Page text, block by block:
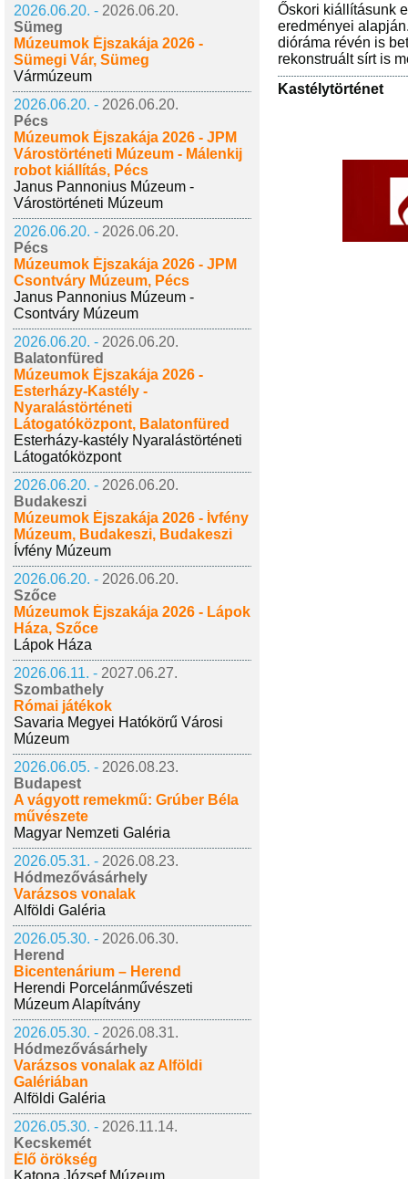
2026.06.20. - 2026.06.20.
Sümeg
Múzeumok Éjszakája 2026 -
Sümegi Vár, Sümeg
Vármúzeum
2026.06.20. - 2026.06.20.
Pécs
Múzeumok Éjszakája 2026 - JPM
Várostörténeti Múzeum - Málenkij
robot kiállítás, Pécs
Janus Pannonius Múzeum -
Várostörténeti Múzeum
2026.06.20. - 2026.06.20.
Pécs
Múzeumok Éjszakája 2026 - JPM
Csontváry Múzeum, Pécs
Janus Pannonius Múzeum -
Csontváry Múzeum
2026.06.20. - 2026.06.20.
Balatonfüred
Múzeumok Éjszakája 2026 -
Esterházy-Kastély -
Nyaralástörténeti
Látogatóközpont, Balatonfüred
Esterházy-kastély Nyaralástörténeti
Látogatóközpont
2026.06.20. - 2026.06.20.
Budakeszi
Múzeumok Éjszakája 2026 - Ívfény
Múzeum, Budakeszi, Budakeszi
Ívfény Múzeum
2026.06.20. - 2026.06.20.
Szőce
Múzeumok Éjszakája 2026 - Lápok
Háza, Szőce
Lápok Háza
2026.06.11. - 2027.06.27.
Szombathely
Római játékok
Savaria Megyei Hatókörű Városi
Múzeum
2026.06.05. - 2026.08.23.
Budapest
A vágyott remekmű: Grúber Béla
művészete
Magyar Nemzeti Galéria
2026.05.31. - 2026.08.23.
Hódmezővásárhely
Varázsos vonalak
Alföldi Galéria
2026.05.30. - 2026.06.30.
Herend
Bicentenárium – Herend
Herendi Porcelánművészeti
Múzeum Alapítvány
2026.05.30. - 2026.08.31.
Hódmezővásárhely
Varázsos vonalak az Alföldi
Galériában
Alföldi Galéria
2026.05.30. - 2026.11.14.
Kecskemét
Élő örökség
Katona József Múzeum
Őskori kiállításunk
eredményei
dióráma révén is
rekonstruált sírt is
Kastélytörténet